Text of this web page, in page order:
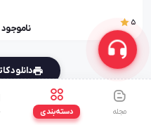
5 ناموجود
دانلود
مجله دسته‌بندی